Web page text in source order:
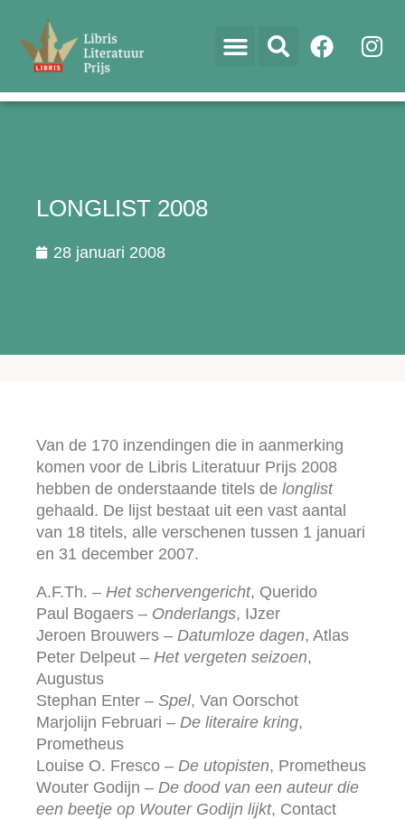
LONGLIST 2008
28 januari 2008
Van de 170 inzendingen die in aanmerking
komen voor de Libris Literatuur Prijs 2008
hebben de onderstaande titels de longlist
gehaald. De lijst bestaat uit een vast aantal
van 18 titels, alle verschenen tussen 1 januari
en 31 december 2007.
A.F.Th. – Het schervengericht, Querido
Paul Bogaers – Onderlangs, IJzer
Jeroen Brouwers – Datumloze dagen, Atlas
Peter Delpeut – Het vergeten seizoen,
Augustus
Stephan Enter – Spel, Van Oorschot
Marjolijn Februari – De literaire kring,
Prometheus
Louise O. Fresco – De utopisten, Prometheus
Wouter Godijn – De dood van een auteur die
een beetje op Wouter Godijn lijkt, Contact